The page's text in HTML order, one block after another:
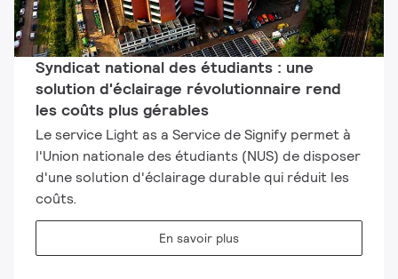
Syndicat national des étudiants : une
solution d'éclairage révolutionnaire rend
les coûts plus gérables
Le service Light as a Service de Signify permet à
l'Union nationale des étudiants (NUS) de disposer
d'une solution d'éclairage durable qui réduit les
coûts.
En savoir plus